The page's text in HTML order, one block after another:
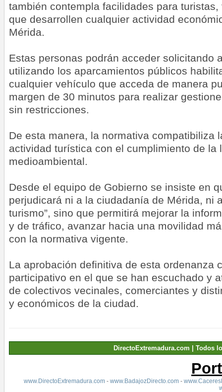
también contempla facilidades para
que desarrollen cualquier actividad
Mérida.
Estas personas podrán acceder solicitando
utilizando los aparcamientos públicos
cualquier vehículo que acceda de manera
margen de 30 minutos para realizar
sin restricciones.
De esta manera, la normativa compatibiliza
actividad turística con el cumplimiento de la
medioambiental.
Desde el equipo de Gobierno se insiste en
perjudicará ni a la ciudadanía de Mérida, ni
turismo”, sino que permitirá mejorar la
y de tráfico, avanzar hacia una movilidad
con la normativa vigente.
La aprobación definitiva de esta ordenanza
participativo en el que se han escuchado y
de colectivos vecinales, comerciantes y
y económicos de la ciudad.
DirectoExtremadura.com | Todos
www.DirectoExtremadura.com- www.BadajozDirecto.com-